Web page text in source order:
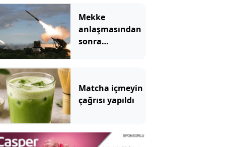
Mekke
anlaşmasından
sonra
Matcha içmeyin
çağrısı yapıldı